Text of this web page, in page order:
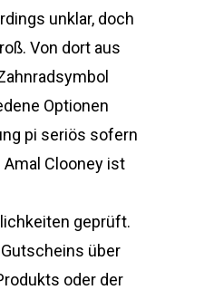
unklar, doch
Von dort aus
Optionen
pi seriös sofern
Clooney ist
geprüft.
über
oder der